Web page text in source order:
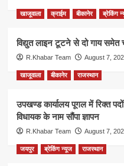
खाजूवाला क्राईम बीकानेर ब्रेकिंग
विद्युत लाइन टूटने से दो गाय समेत
R.Khabar Team August 7,
खाजूवाला बीकानेर राजस्थान
उपखण्ड कार्यालय पूगल में रिक्त
विधायक के नाम सौंपा ज्ञापन
R.Khabar Team August 7,
जयपुर ब्रेकिंग न्यूज राजस्थान